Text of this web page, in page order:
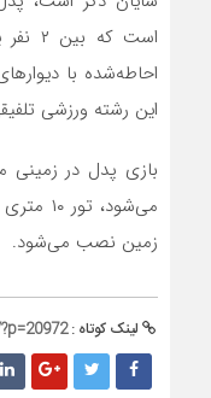
احاطه‌شده با
این رشته ورزشی
زمین نصب می‌شود.
لینک کوتاه :